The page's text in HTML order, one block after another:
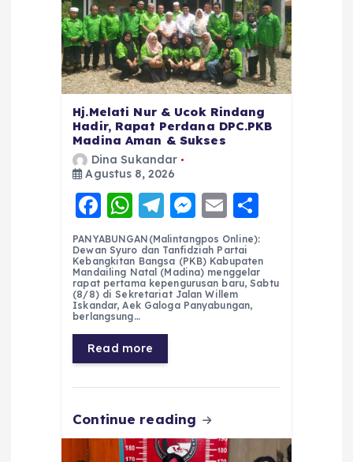
Hj.Melati Nur & Ucok Rindang
Hadir, Rapat Perdana DPC.PKB
Madina Aman & Sukses
Dina Sukandar
Agustus 8, 2026
F
a
c
e
b
o
o
k
W
h
a
ts
A
p
p
T
el
e
g
r
a
m
M
e
ss
e
n
E
m
ai
l
h
a
re
PANYABUNGAN(Malintangpos Online):
Dewan Syuro dan Tanfidziah Partai
Kebangkitan Bangsa (PKB) Kabupaten
Mandailing Natal (Madina) menggelar
rapat pertama kepengurusan baru, Sabtu
(8/8) di Sekretariat Jalan Willem
Iskandar, Aek Galoga Panyabungan,
berlangsung…
Read more
Continue reading